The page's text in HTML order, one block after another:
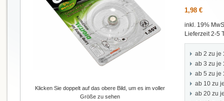
1,98 €
inkl. 19%
Lieferzeit 2-5
ab 2 zu je
ab 3 zu je
ab 5 zu je
ab 10 zu
ab 20 zu
Klicken Sie doppelt auf das obere Bild, um es im voller
Größe zu sehen